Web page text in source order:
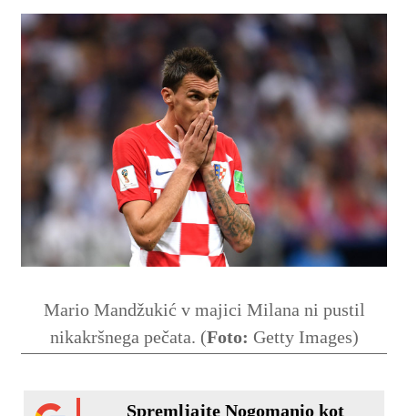
Mario Mandžukić v majici Milana ni pustil
nikakršnega pečata. (Foto: Getty Images)
Spremljajte Nogomanio kot